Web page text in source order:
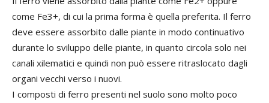
come Fe3+, di cui la prima forma è quella preferita. Il ferro
deve essere assorbito dalle piante in modo continuativo
durante lo sviluppo delle piante, in quanto circola solo nei
canali xilematici e quindi non può essere ritraslocato dagli
organi vecchi verso i nuovi.
I composti di ferro presenti nel suolo sono molto poco